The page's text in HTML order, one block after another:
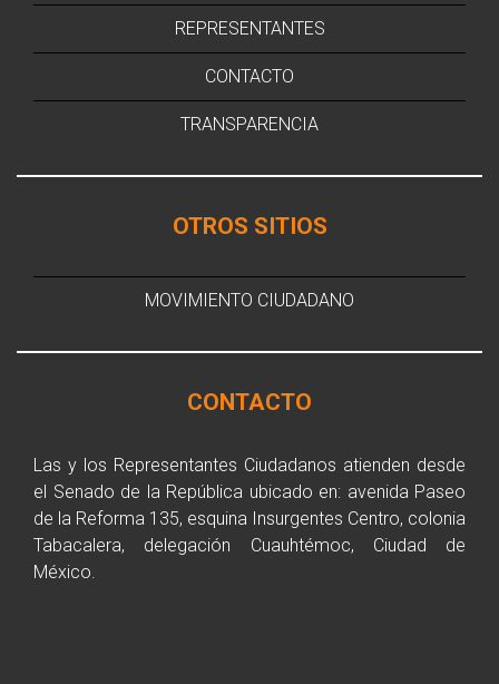
REPRESENTANTES
CONTACTO
TRANSPARENCIA
OTROS SITIOS
MOVIMIENTO CIUDADANO
CONTACTO
Las y los Representantes Ciudadanos atienden desde
el Senado de la República ubicado en: avenida Paseo
de la Reforma 135, esquina Insurgentes Centro, colonia
Tabacalera, delegación Cuauhtémoc, Ciudad de
México.